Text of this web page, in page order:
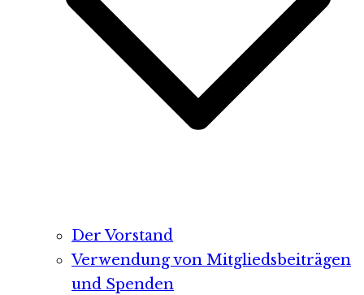
Der Vorstand
Verwendung von Mitgliedsbeiträgen
und Spenden